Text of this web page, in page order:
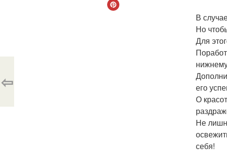
В
Но
Для
его
О
Не
себя!
⇦